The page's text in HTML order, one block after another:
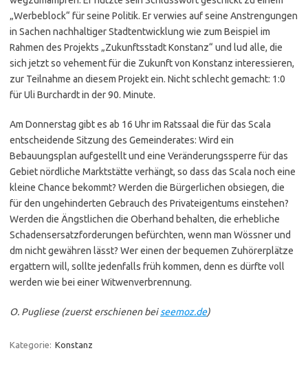
„Werbeblock“ für seine Politik. Er verwies auf seine Anstrengungen
in Sachen nachhaltiger Stadtentwicklung wie zum Beispiel im
Rahmen des Projekts „Zukunftsstadt Konstanz“ und lud alle, die
sich jetzt so vehement für die Zukunft von Konstanz interessieren,
zur Teilnahme an diesem Projekt ein. Nicht schlecht gemacht: 1:0
für Uli Burchardt in der 90. Minute.
Am Donnerstag gibt es ab 16 Uhr im Ratssaal die für das Scala
entscheidende Sitzung des Gemeinderates: Wird ein
Bebauungsplan aufgestellt und eine Veränderungssperre für das
Gebiet nördliche Marktstätte verhängt, so dass das Scala noch eine
kleine Chance bekommt? Werden die Bürgerlichen obsiegen, die
für den ungehinderten Gebrauch des Privateigentums einstehen?
Werden die Ängstlichen die Oberhand behalten, die erhebliche
Schadensersatzforderungen befürchten, wenn man Wössner und
dm nicht gewähren lässt? Wer einen der bequemen Zuhörerplätze
ergattern will, sollte jedenfalls früh kommen, denn es dürfte voll
werden wie bei einer Witwenverbrennung.
O. Pugliese (zuerst erschienen beiseemoz.de)
Kategorie: Konstanz